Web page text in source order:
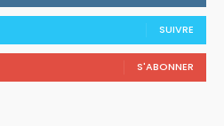
SUIVRE
S'ABONNER